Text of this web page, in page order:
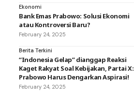
Ekonomi
Bank Emas Prabowo: Solusi Ekonomi
atau Kontroversi Baru?
February 24, 2025
Berita Terkini
“Indonesia Gelap” dianggap Reaksi
Kaget Rakyat Soal Kebijakan, Partai X:
Prabowo Harus Dengarkan Aspirasi!
February 24, 2025